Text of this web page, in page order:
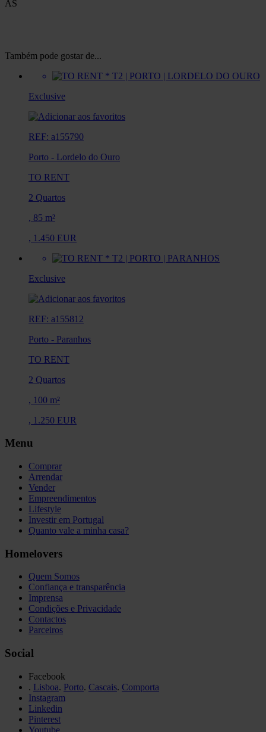
AS
Também pode gostar de...
Exclusive
REF: a155790
Porto - Lordelo do Ouro
TO RENT
2 Quartos
, 85 m²
, 1.450 EUR
Exclusive
REF: a155812
Porto - Paranhos
TO RENT
2 Quartos
, 100 m²
, 1.250 EUR
Menu
Comprar
Arrendar
Vender
Empreendimentos
Lifestyle
Investir em Portugal
Quanto vale a minha casa?
Homelovers
Quem Somos
Confiança e transparência
Imprensa
Condições e Privacidade
Contactos
Parceiros
Social
Facebook
. Lisboa. Porto. Cascais. Comporta
Instagram
Linkedin
Pinterest
Youtube